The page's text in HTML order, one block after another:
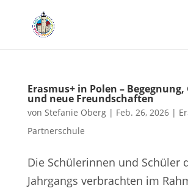
Erasmus+ in Polen –
und neue Freundschaften
von Stefanie Oberg| Feb. 26, 2026|
Partnerschule
Die Schülerinnen und Schüler
Jahrgangs verbrachten im